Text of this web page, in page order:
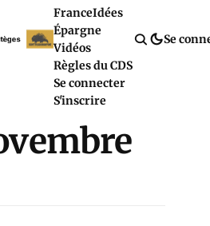
FranceIdées
Épargne
Vidéos
Règles du CDS
Se connecter
S'inscrire
Se